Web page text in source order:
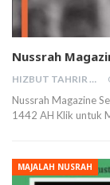
Nussrah
HIZBUT TAHRIR MALAYSIA
Nussrah Magazine
1442 AH Klik untuk
MAJALAH NUSRAH